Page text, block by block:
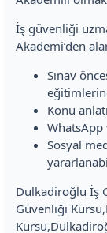
İş güvenliği
Akademi’den
Sınav
Konu
WhatsApp
Sosyal
Dulkadiroğlu İş
Güvenliği